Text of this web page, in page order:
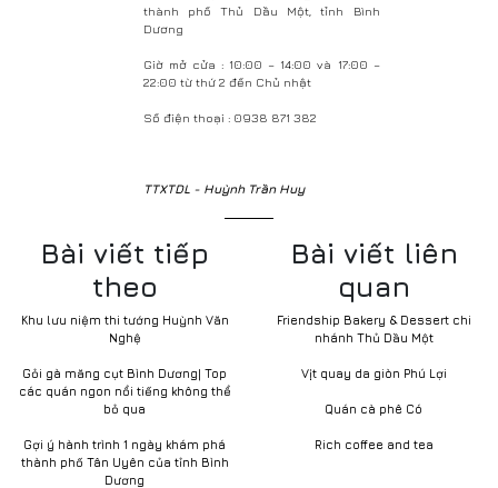
thành phố Thủ Dầu Một, tỉnh Bình
Dương
Giờ mở cửa : 10:00 – 14:00 và 17:00 –
22:00 từ thứ 2 đến Chủ nhật
Số điện thoại : 0938 871 382
TTXTDL - Huỳnh Trần Huy
Bài viết tiếp
theo
Khu lưu niệm thi tướng Huỳnh Văn
Nghệ
Gỏi gà măng cụt Bình Dương| Top
các quán ngon nổi tiếng không thể
bỏ qua
Gợi ý hành trình 1 ngày khám phá
thành phố Tân Uyên của tỉnh Bình
Dương
Bài viết liên
quan
Friendship Bakery & Dessert chi
nhánh Thủ Dầu Một
Vịt quay da giòn Phú Lợi
Quán cà phê Có
Rich coffee and tea